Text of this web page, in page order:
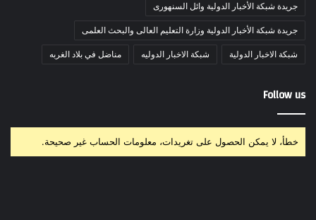
جريدة شبكة الأخبار الدولية وائل السنهورى
جريدة شبكة الأخبار الدولية وزارة التعليم العالى والبحث العلمى
شبكة الاخبار الدولية شبكة الاخبار الدوليه مناضل في بلاد الغربه
Follow us
خطأ، لا يمكن الحصول على تغريدات، معلومات الحساب غير صحيحة.